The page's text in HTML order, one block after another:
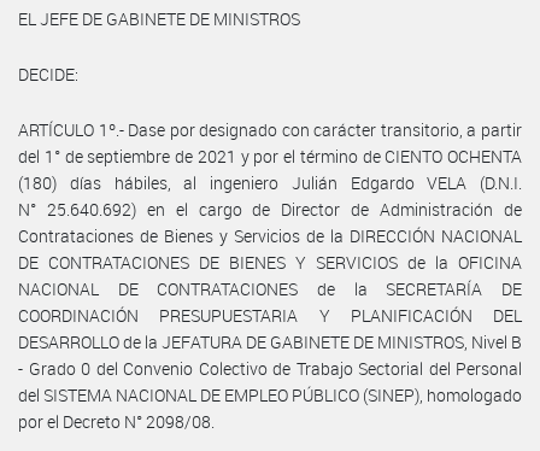
EL JEFE DE GABINETE DE MINISTROS
DECIDE:
ARTÍCULO 1º.- Dase por designado con carácter transitorio, a partir
del 1° de septiembre de 2021 y por el término de CIENTO OCHENTA
(180) días hábiles, al ingeniero Julián Edgardo VELA (D.N.I.
N° 25.640.692) en el cargo de Director de Administración de
Contrataciones de Bienes y Servicios de la DIRECCIÓN NACIONAL
DE CONTRATACIONES DE BIENES Y SERVICIOS de la OFICINA
NACIONAL DE CONTRATACIONES de la SECRETARÍA DE
COORDINACIÓN PRESUPUESTARIA Y PLANIFICACIÓN DEL
DESARROLLO de la JEFATURA DE GABINETE DE MINISTROS, Nivel B
- Grado 0 del Convenio Colectivo de Trabajo Sectorial del Personal
del SISTEMA NACIONAL DE EMPLEO PÚBLICO (SINEP), homologado
por el Decreto N° 2098/08.